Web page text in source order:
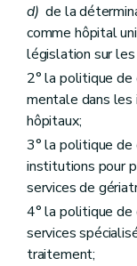
d) de la
comme hôpital
législation sur les
2° la politique de
mentale dans
hôpitaux;
3° la politique de
institutions pour
services de
4° la politique de
services
traitement;